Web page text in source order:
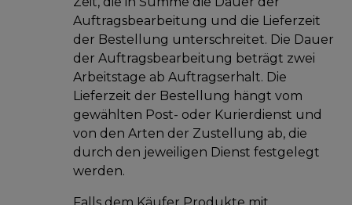
Auftragsbearbeitung und die Lieferzeit
der Bestellung unterschreitet. Die Dauer
der Auftragsbearbeitung beträgt zwei
Arbeitstage ab Auftragserhalt. Die
Lieferzeit der Bestellung hängt vom
gewählten Post- oder Kurierdienst und
von den Arten der Zustellung ab, die
durch den jeweiligen Dienst festgelegt
werden.